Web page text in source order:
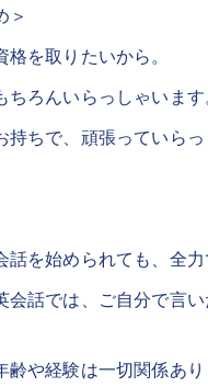
＞
を取りたいから。
ろんいらっしゃいます
ちで、頑張っていらっ
を始められても、全力
話では、ご自分で言
や経験は一切関係あり